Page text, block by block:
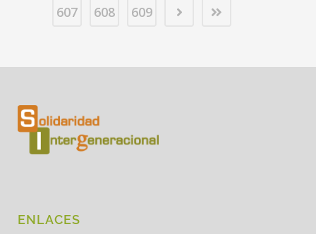
607
608 609
ENLACES